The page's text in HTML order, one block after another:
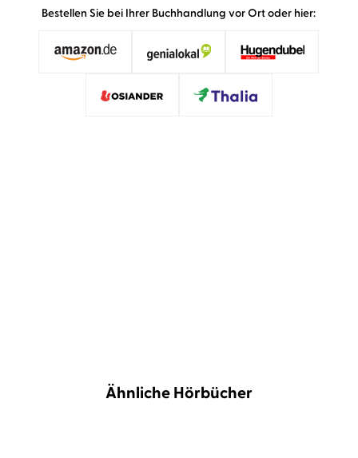
Bestellen Sie bei Ihrer Buchhandlung vor Ort oder hier:
Ähnliche Hörbücher